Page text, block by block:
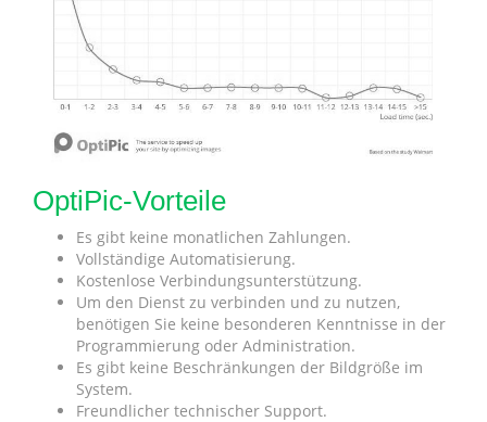
OptiPic-Vorteile
Es gibt keine monatlichen Zahlungen.
Vollständige Automatisierung.
Kostenlose Verbindungsunterstützung.
Um den Dienst zu verbinden und zu nutzen,
benötigen Sie keine besonderen Kenntnisse in der
Programmierung oder Administration.
Es gibt keine Beschränkungen der Bildgröße im
System.
Freundlicher technischer Support.